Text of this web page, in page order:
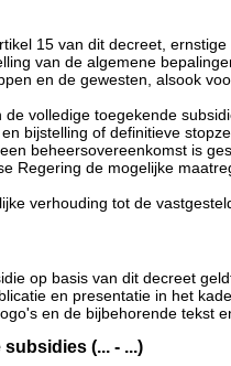
15 van dit decreet,
van de algemene
en de gewesten, alsook
volledige toegekende
bijstelling of definitieve
beheersovereenkomst is
Regering de mogelijke
verhouding tot de
op basis van dit decreet
en presentatie in het
en de bijbehorende tekst
(... - ...)